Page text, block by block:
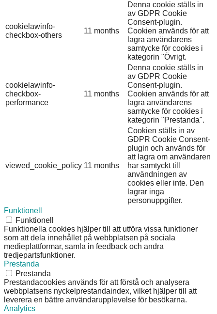
cookielawinfo-
checkbox-others
11 months
Denna cookie ställs in
av GDPR Cookie
Consent-plugin.
Cookien används för att
lagra användarens
samtycke för cookies i
kategorin "Övrigt.
cookielawinfo-
checkbox-
performance
11 months
Denna cookie ställs in
av GDPR Cookie
Consent-plugin.
Cookien används för att
lagra användarens
samtycke för cookies i
kategorin "Prestanda".
viewed_cookie_policy 11 months
Cookien ställs in av
GDPR Cookie Consent-
plugin och används för
att lagra om användaren
har samtyckt till
användningen av
cookies eller inte. Den
lagrar inga
personuppgifter.
Funktionell
Funktionell
Funktionella cookies hjälper till att utföra vissa funktioner
som att dela innehållet på webbplatsen på sociala
medieplattformar, samla in feedback och andra
tredjepartsfunktioner.
Prestanda
Prestanda
Prestandacookies används för att förstå och analysera
webbplatsens nyckelprestandaindex, vilket hjälper till att
leverera en bättre användarupplevelse för besökarna.
Analytics